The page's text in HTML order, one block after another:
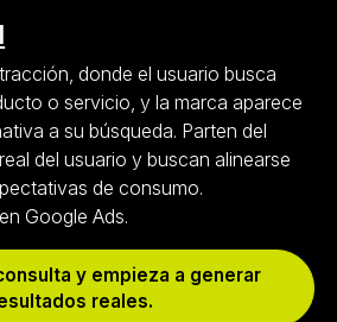
donde el usuario busca
o servicio, y la marca aparece
a su búsqueda. Parten del
del usuario y buscan alinearse
de consumo.
Google Ads.
y empieza a generar
reales.